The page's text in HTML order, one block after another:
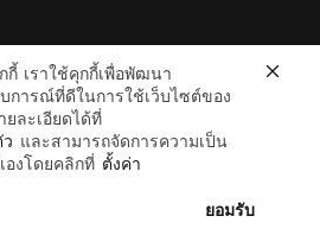
กี้ เราใช้คุกกี้เพื่อพัฒนา
การณ์ที่ดีในการใช้เว็บไซต์ของ
ละเอียดได้ที่
และสามารถจัดการความเป็น
องโดยคลิกที่ ตั้งค่า
ยอมรับ